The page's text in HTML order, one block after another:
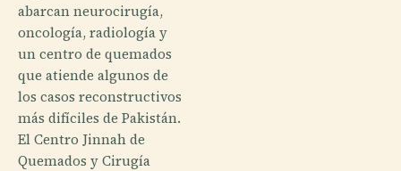
abarcan neurocirugía,
oncología, radiología y
un centro de quemados
que atiende algunos de
los casos reconstructivos
más difíciles de Pakistán.
El Centro Jinnah de
Quemados y Cirugía